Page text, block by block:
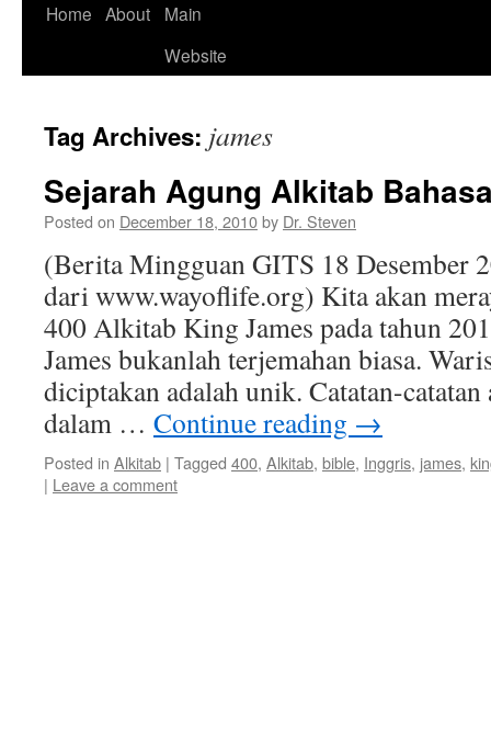
Home About
Main
Website
Tag Archives: james
Sejarah Agung Alkitab
Posted on December 18, 2010by Dr. Steven
(Berita Mingguan GITS 18 Desember
dari www.wayoflife.org) Kita akan
400 Alkitab King James pada tahun
James bukanlah terjemahan biasa.
diciptakan adalah unik. Catatan-
dalam … Continue reading →
Posted in Alkitab | Tagged 400, Alkitab, bible, Inggris, james,
| Leave a comment